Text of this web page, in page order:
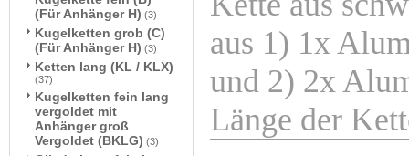
aus 1) 1x
und 2) 2x
Länge der
(Für Anhänger H) (3)
Kugelketten grob (C)
(Für Anhänger H) (3)
Ketten lang (KL / KLX)
(37)
Kugelketten fein lang
vergoldet mit
Anhänger groß
Vergoldet (BKLG) (3)